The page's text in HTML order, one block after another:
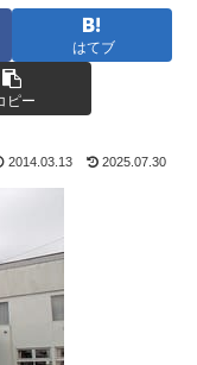
はてブ
ピー
2014.03.13 2025.07.30